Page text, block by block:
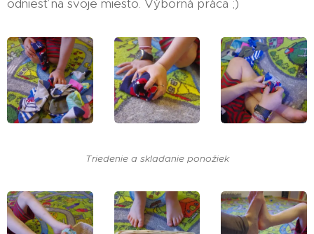
odniesť na svoje miesto. Výborná práca ;)
Triedenie a skladanie ponožiek